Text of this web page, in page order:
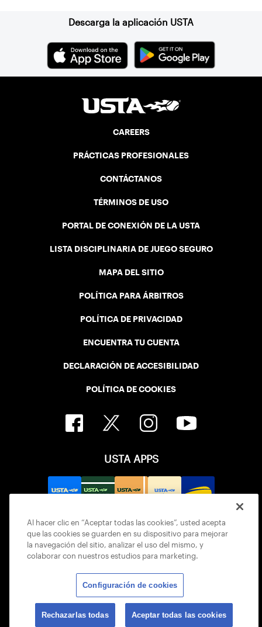
Descarga la aplicación USTA
CAREERS
PRÁCTICAS PROFESIONALES
CONTÁCTANOS
TÉRMINOS DE USO
PORTAL DE CONEXIÓN DE LA USTA
LISTA DISCIPLINARIA DE JUEGO SEGURO
MAPA DEL SITIO
POLÍTICA PARA ÁRBITROS
POLÍTICA DE PRIVACIDAD
ENCUENTRA TU CUENTA
DECLARACIÓN DE ACCESIBILIDAD
POLÍTICA DE COOKIES
USTA APPS
© 2026 USTA ALL RIGHTS RESERVED
Al hacer clic en “Aceptar todas las cookies”, usted acepta
que las cookies se guarden en su dispositivo para mejorar
la navegación del sitio, analizar el uso del mismo, y
colaborar con nuestros estudios para marketing.
Configuración de cookies
Rechazarlas todas Aceptar todas las cookies